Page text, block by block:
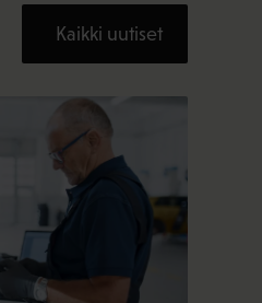
Kaikki uutiset